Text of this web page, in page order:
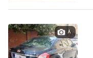
۸